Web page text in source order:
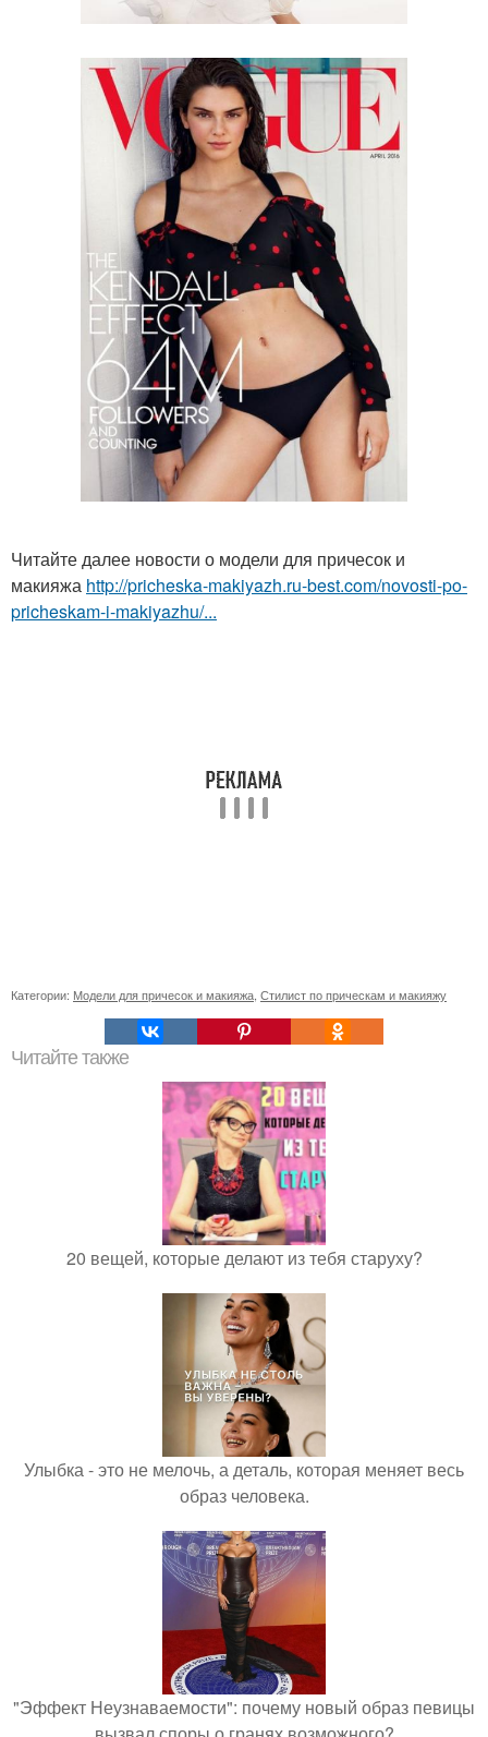
Читайте далее новости о модели для причесок и
макияжа http://pricheska-makiyazh.ru-best.com/novosti-po-
pricheskam-i-makiyazhu/...
Категории: Модели для причесок и макияжа, Стилист по прическам и макияжу
Читайте также
20 вещей, которые делают из тебя старуху?
Улыбка - это не мелочь, а деталь, которая меняет весь
образ человека.
"Эффект Неузнаваемости": почему новый образ певицы